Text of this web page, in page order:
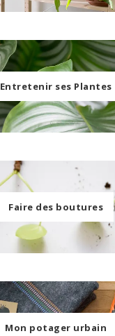
Entretenir ses Plantes
Faire des boutures
Mon potager urbain